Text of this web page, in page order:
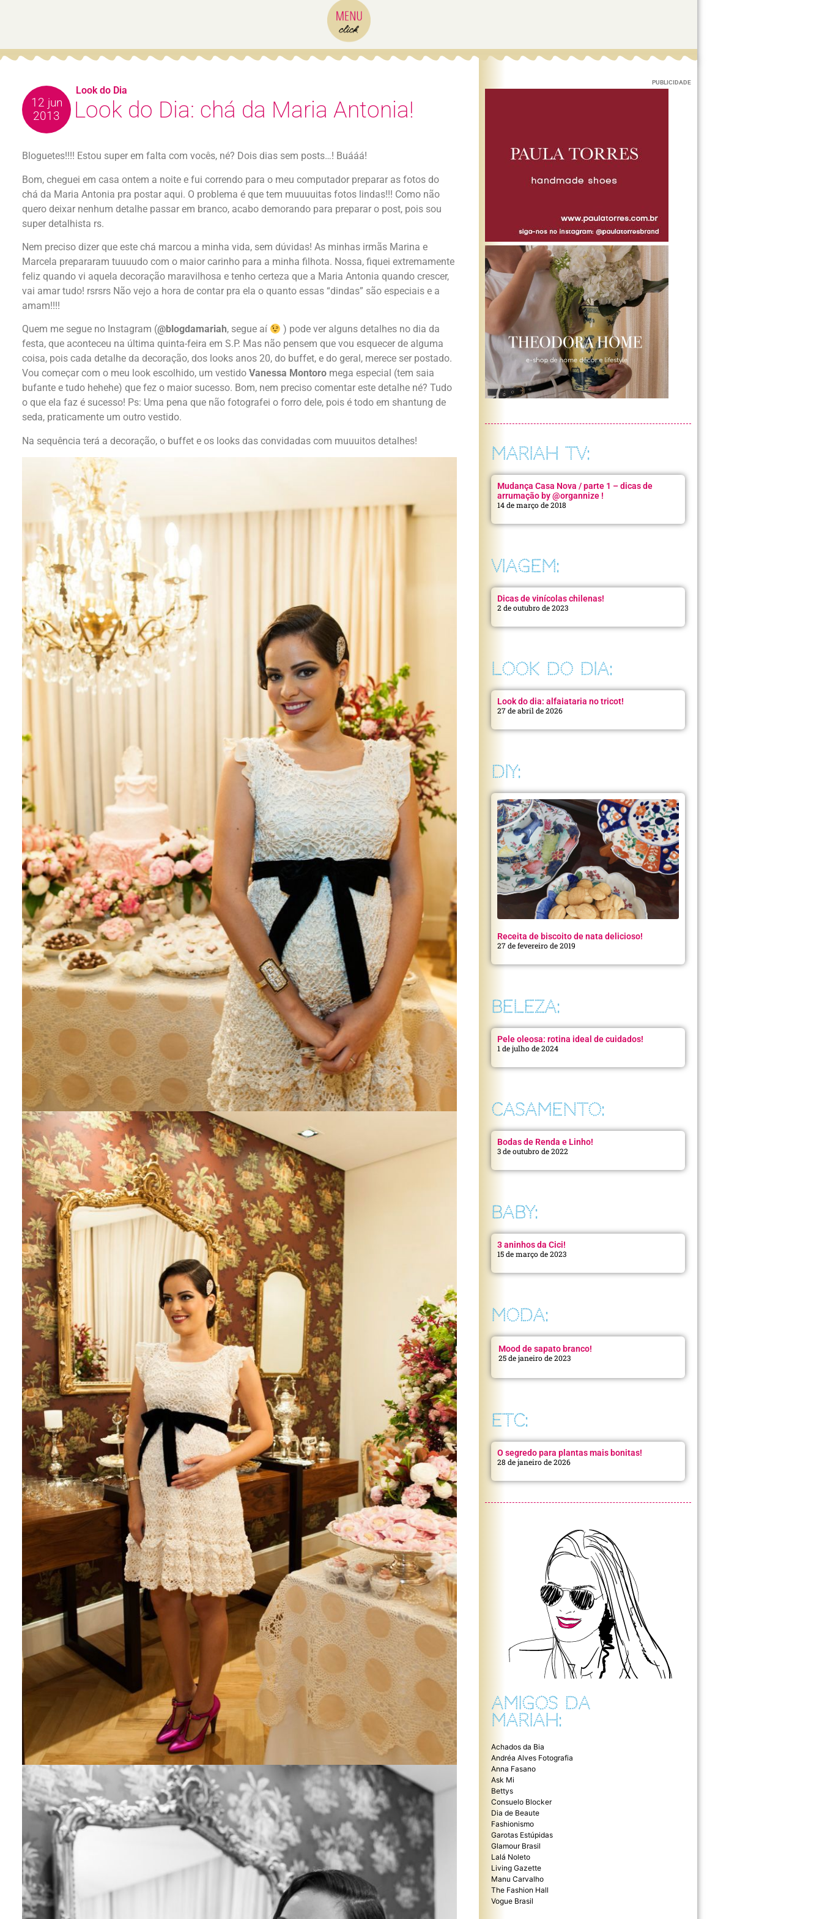
12 jun
2013
Look do Dia: chá da Maria Antonia!
Bloguetes!!!! Estou super em falta com vocês, né? Dois dias sem posts…! Buááá!
Bom, cheguei em casa ontem a noite e fui correndo para o meu computador preparar as fotos do
chá da Maria Antonia pra postar aqui. O problema é que tem muuuuitas fotos lindas!!! Como não
quero deixar nenhum detalhe passar em branco, acabo demorando para preparar o post, pois sou
super detalhista rs.
Nem preciso dizer que este chá marcou a minha vida, sem dúvidas! As minhas irmãs Marina e
Marcela prepararam tuuuudo com o maior carinho para a minha filhota. Nossa, fiquei extremamente
feliz quando vi aquela decoração maravilhosa e tenho certeza que a Maria Antonia quando crescer,
vai amar tudo! rsrsrs Não vejo a hora de contar pra ela o quanto essas “dindas” são especiais e a
amam!!!!
Quem me segue no Instagram (@blogdamariah, segue aí
) pode ver alguns detalhes no dia da
festa, que aconteceu na última quinta-feira em S.P. Mas não pensem que vou esquecer de alguma
coisa, pois cada detalhe da decoração, dos looks anos 20, do buffet, e do geral, merece ser postado.
Vou começar com o meu look escolhido, um vestido Vanessa Montoro mega especial (tem saia
bufante e tudo hehehe) que fez o maior sucesso. Bom, nem preciso comentar este detalhe né? Tudo
o que ela faz é sucesso! Ps: Uma pena que não fotografei o forro dele, pois é todo em shantung de
seda, praticamente um outro vestido.
Na sequência terá a decoração, o buffet e os looks das convidadas com muuuitos detalhes!
Look do Dia
PUBLICIDADE
MARIAH TV:
Mudança Casa Nova / parte 1 – dicas de
arrumação by @organnize !
14 de março de 2018
VIAGEM:
Dicas de vinícolas chilenas!
2 de outubro de 2023
LOOK DO DIA:
Look do dia: alfaiataria no tricot!
27 de abril de 2026
DIY:
Receita de biscoito de nata delicioso!
27 de fevereiro de 2019
BELEZA:
Pele oleosa: rotina ideal de cuidados!
1 de julho de 2024
CASAMENTO:
Bodas de Renda e Linho!
3 de outubro de 2022
BABY:
3 aninhos da Cici!
15 de março de 2023
MODA:
Mood de sapato branco!
25 de janeiro de 2023
ETC:
O segredo para plantas mais bonitas!
28 de janeiro de 2026
AMIGOS DA
MARIAH:
Achados da Bia
Andréa Alves Fotografia
Anna Fasano
Ask Mi
Bettys
Consuelo Blocker
Dia de Beaute
Fashionismo
Garotas Estúpidas
Glamour Brasil
Lalá Noleto
Living Gazette
Manu Carvalho
The Fashion Hall
Vogue Brasil